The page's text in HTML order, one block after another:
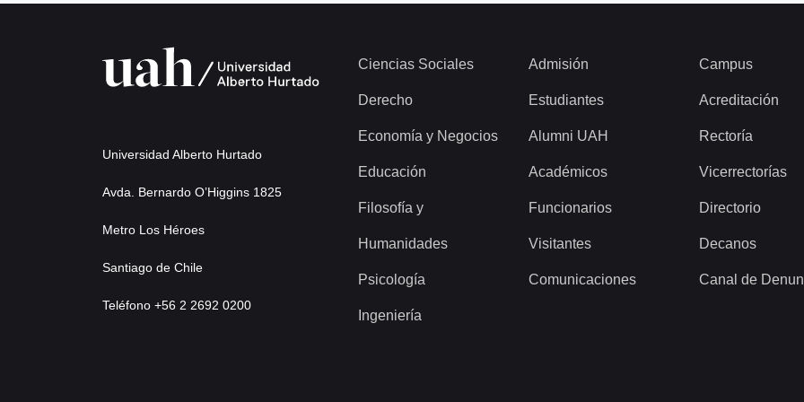
Universidad Alberto Hurtado
Avda. Bernardo O’Higgins 1825
Metro Los Héroes
Santiago de Chile
Teléfono +56 2 2692 0200
Ciencias Sociales
Derecho
Economía y Negocios
Educación
Filosofía y
Humanidades
Psicología
Ingeniería
Admisión
Estudiantes
Alumni UAH
Académicos
Funcionarios
Visitantes
Comunicaciones
Campus
Acreditación
Rectoría
Vicerrectorías
Directorio
Decanos
Canal de